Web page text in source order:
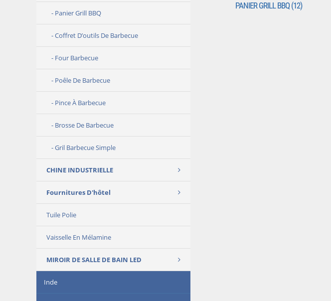
PANIER GRILL BBQ (12)
Panier Grill BBQ
Coffret D’outils De Barbecue
Four Barbecue
Poêle De Barbecue
Pince À Barbecue
Brosse De Barbecue
Gril Barbecue Simple
CHINE INDUSTRIELLE
Fournitures D'hôtel
Tuile Polie
Vaisselle En Mélamine
MIROIR DE SALLE DE BAIN LED
Inde